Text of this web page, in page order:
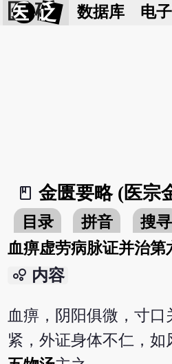
医 砭 数据库 电
book_2
金匮要略 (医宗
目录 拼音 搜寻
血痹虚劳病脉证并治第
bubble_chart 内容
血痹，阴阳俱微，寸
紧，外证身体不仁，如